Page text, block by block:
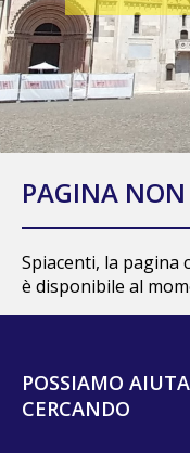
PAGINA
Spiacenti, la pagina
è disponibile al
POSSIAMO
CERCANDO